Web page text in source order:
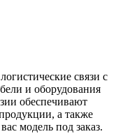
связи с
и оборудования
обеспечивают
а также
модель под заказ.